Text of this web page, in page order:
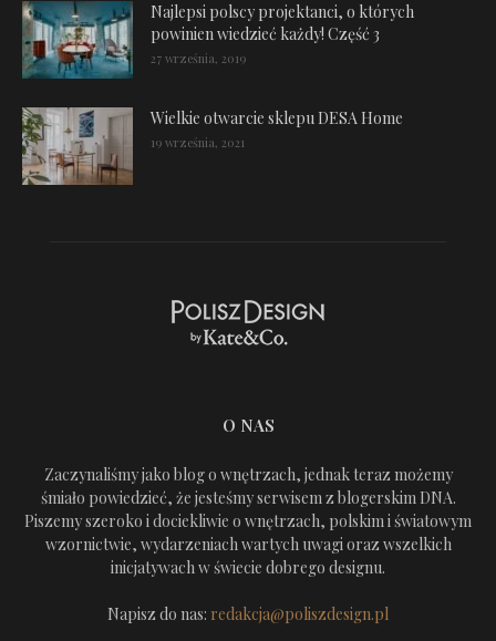
Najlepsi polscy projektanci, o których
powinien wiedzieć każdy! Część 3
27 września, 2019
Wielkie otwarcie sklepu DESA Home
19 września, 2021
O NAS
Zaczynaliśmy jako blog o wnętrzach, jednak teraz możemy
śmiało powiedzieć, że jesteśmy serwisem z blogerskim DNA.
Piszemy szeroko i dociekliwie o wnętrzach, polskim i światowym
wzornictwie, wydarzeniach wartych uwagi oraz wszelkich
inicjatywach w świecie dobrego designu.
Napisz do nas: redakcja@poliszdesign.pl